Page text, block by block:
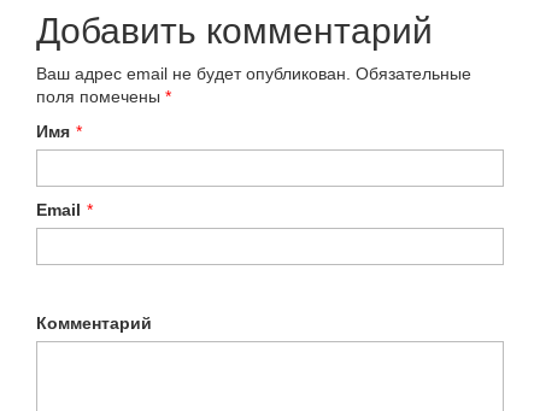
Добавить комментарий
Ваш адрес email не будет опубликован. Обязательные
поля помечены *
Имя *
Email *
Комментарий